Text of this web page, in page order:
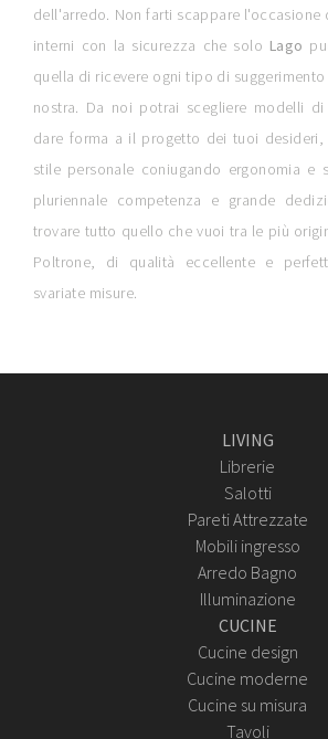
dell'arredo. Non farti scappare
interni con la sicurezza che solo Lago
quella di ricevere ogni tipo di
nostra. Da noi potrai scegliere modelli
dare forma a il progetto dei tuoi
stile personale coniugando ergonomia e
pluriennale competenza e grande
trovare tutto quello che vuoi tra le più
Poltrone, di qualità eccellente e
svariate misure.
LIVING
Librerie
Salotti
Pareti Attrezzate
Mobili ingresso
Arredo Bagno
Illuminazione
CUCINE
Cucine design
Cucine moderne
Cucine su misura
Tavoli